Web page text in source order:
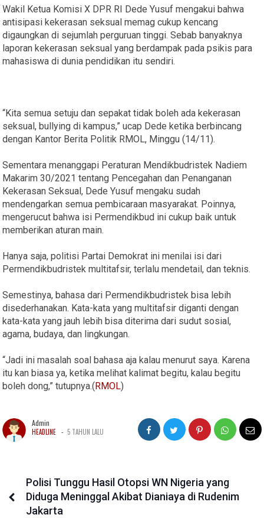
Wakil Ketua Komisi X DPR RI Dede Yusuf mengakui bahwa
antisipasi kekerasan seksual memag cukup kencang
digaungkan di sejumlah perguruan tinggi. Sebab banyaknya
laporan kekerasan seksual yang berdampak pada psikis para
mahasiswa di dunia pendidikan itu sendiri.
“Kita semua setuju dan sepakat tidak boleh ada kekerasan
seksual, bullying di kampus,” ucap Dede ketika berbincang
dengan Kantor Berita Politik RMOL, Minggu (14/11).
Sementara menanggapi Peraturan Mendikbudristek Nadiem
Makarim 30/2021 tentang Pencegahan dan Penanganan
Kekerasan Seksual, Dede Yusuf mengaku sudah
mendengarkan semua pembicaraan masyarakat. Poinnya,
mengerucut bahwa isi Permendikbud ini cukup baik untuk
memberikan aturan main.
Hanya saja, politisi Partai Demokrat ini menilai isi dari
Permendikbudristek multitafsir, terlalu mendetail, dan teknis.
Semestinya, bahasa dari Permendikbudristek bisa lebih
disederhanakan. Kata-kata yang multitafsir diganti dengan
kata-kata yang jauh lebih bisa diterima dari sudut sosial,
agama, budaya, dan lingkungan.
“Jadi ini masalah soal bahasa aja kalau menurut saya. Karena
itu kan biasa ya, ketika melihat kalimat begitu, kalau begitu
boleh dong,” tutupnya.(RMOL)
Admin
HEADLINE - 5 TAHUN LALU
Polisi Tunggu Hasil Otopsi WN Nigeria yang
Diduga Meninggal Akibat Dianiaya di Rudenim
Jakarta